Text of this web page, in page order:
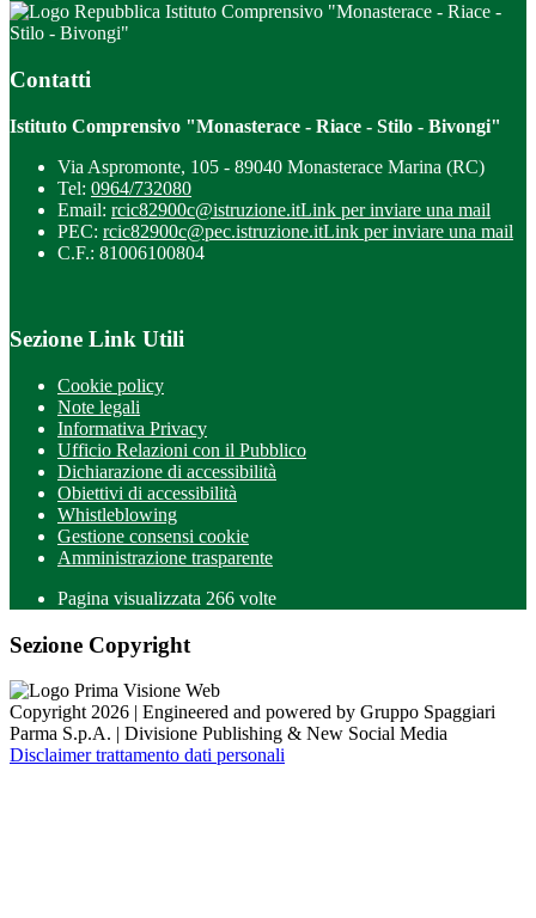
Istituto Comprensivo "Monasterace - Riace -
Stilo - Bivongi"
Contatti
Istituto Comprensivo "Monasterace - Riace - Stilo - Bivongi"
Via Aspromonte, 105 - 89040 Monasterace Marina (RC)
Tel: 0964/732080
Email: rcic82900c@istruzione.itLink per inviare una mail
PEC: rcic82900c@pec.istruzione.itLink per inviare una mail
C.F.: 81006100804
Sezione Link Utili
Cookie policy
Note legali
Informativa Privacy
Ufficio Relazioni con il Pubblico
Dichiarazione di accessibilità
Obiettivi di accessibilità
Whistleblowing
Gestione consensi cookie
Amministrazione trasparente
Pagina visualizzata 266 volte
Sezione Copyright
Copyright 2026 | Engineered and powered by Gruppo Spaggiari
Parma S.p.A. | Divisione Publishing & New Social Media
Disclaimer trattamento dati personali